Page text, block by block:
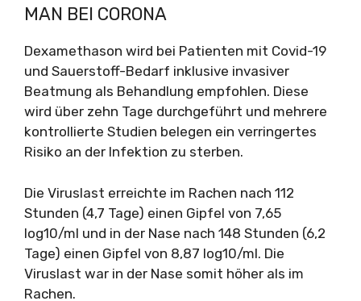
MAN BEI CORONA
Dexamethason wird bei Patienten mit Covid-19
und Sauerstoff-Bedarf inklusive invasiver
Beatmung als Behandlung empfohlen. Diese
wird über zehn Tage durchgeführt und mehrere
kontrollierte Studien belegen ein verringertes
Risiko an der Infektion zu sterben.
Die Viruslast erreichte im Rachen nach 112
Stunden (4,7 Tage) einen Gipfel von 7,65
log10/ml und in der Nase nach 148 Stunden (6,2
Tage) einen Gipfel von 8,87 log10/ml. Die
Viruslast war in der Nase somit höher als im
Rachen.